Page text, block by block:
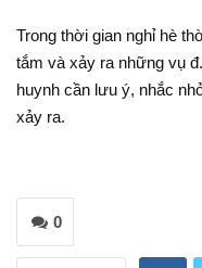
Trong thời gian nghỉ hè
tắm và xảy ra những vụ
huynh cần lưu ý, nhắc
xảy ra.
0